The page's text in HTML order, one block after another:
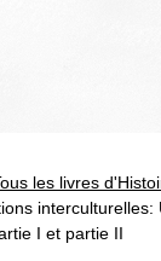
Antiquité
les livres
interculturelles:
I et partie II